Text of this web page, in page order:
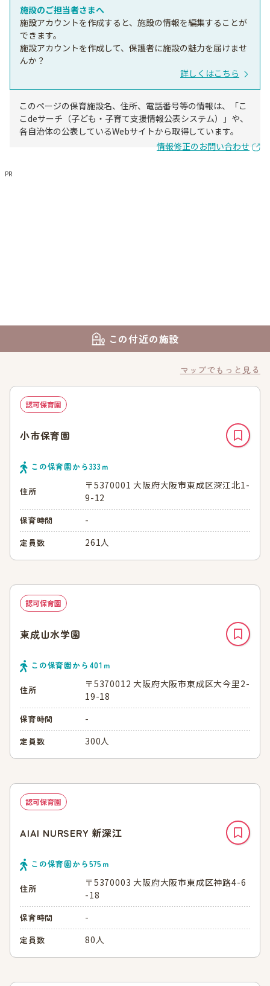
施設のご担当者さまへ
施設アカウントを作成すると、施設の情報を編集することが
できます。
施設アカウントを作成して、保護者に施設の魅力を届けませ
んか？
詳しくはこちら
このページの保育施設名、住所、電話番号等の情報は、「こ
こdeサーチ（子ども・子育て支援情報公表システム）」や、
各自治体の公表しているWebサイトから取得しています。
情報修正のお問い合わせ
PR
この付近の施設
マップでもっと見る
認可保育園
小市保育園
この保育園から333ｍ
住所
〒5370001 大阪府大阪市東成区深江北1-
9-12
保育時間 -
定員数 261人
認可保育園
東成山水学園
この保育園から 401 ｍ
住所
〒5370012 大阪府大阪市東成区大今里2-
19-18
保育時間 -
定員数 300人
認可保育園
AIAI NURSERY 新深江
この保育園から575ｍ
住所
〒5370003 大阪府大阪市東成区神路4-6
-18
保育時間 -
定員数 80人